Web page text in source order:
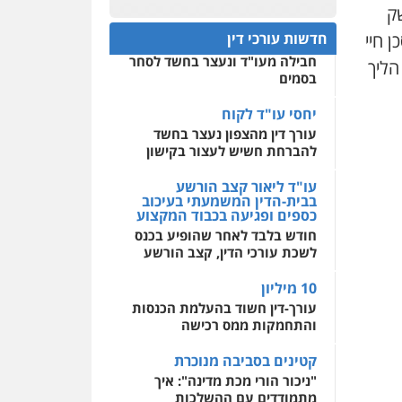
חיי
ומעצרים סייבר ניהול
משברים פליליים
0506355388
עו"ד דרוויש נאשף
פלילי פשיעה חמורה
אדם
חליל ביאדי – משרד
עורכי דין
פלילי דיני תעבורה מעצרים
וחקירות פשיעה חמורה
0509636895
עו"ד איהאב זבידאת
פלילי פשיעה חמורה
פשע עבירות המתה
עבירות מין
0522508109
אחסון אתרים
לעורכי דין
אסירים עבירות מין
שירותים מקצועיים לעורכי
דין
0544500346
חדשות עורכי דין
חפץ חשוד
עצור בתיק ניסיון רצח קיבל
חבילה מעו"ד ונעצר בחשד לסחר
בסמים
יחסי עו"ד לקוח
עורך דין מהצפון נעצר בחשד
להברחת חשיש לעצור בקישון
עו"ד ליאור קצב הורשע
בבית-הדין המשמעתי בעיכוב
כספים ופגיעה בכבוד המקצוע
חודש בלבד לאחר שהופיע בכנס
לשכת עורכי הדין, קצב הורשע
10 מיליון
עורך-דין חשוד בהעלמת הכנסות
והתחמקות ממס רכישה
קטינים בסביבה מנוכרת
"ניכור הורי מכת מדינה": איך
מתמודדים עם ההשלכות